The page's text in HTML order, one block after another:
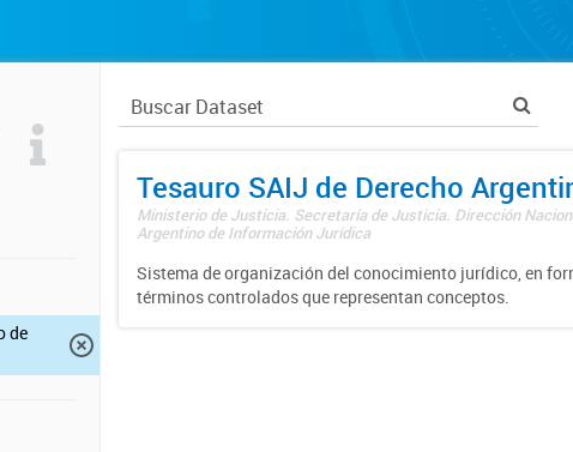
de
Tesauro SAIJ de Derecho
Ministerio de Justicia. Secretaría de Justicia. Dirección
Argentino de Información Jurídica
Sistema de organización del conocimiento jurídico, en
términos controlados que representan conceptos.